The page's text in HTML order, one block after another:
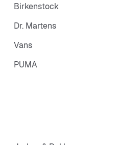
Birkenstock
Dr. Martens
Vans
PUMA